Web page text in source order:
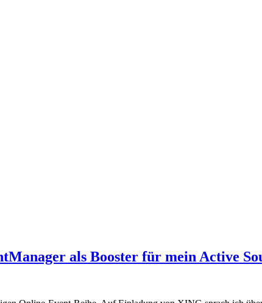
als Booster für mein Active